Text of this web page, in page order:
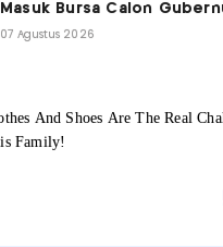
Masuk Bursa Calon
07 Agustus 2026